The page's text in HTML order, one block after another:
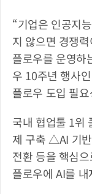
“기업은 인공지
지 않으면 경쟁
플로우를 운영하
우 10주년 행사
플로우 도입 필
국내 협업툴 1
제 구축 △AI 기
전환 등을 핵심
플로우에 AI를